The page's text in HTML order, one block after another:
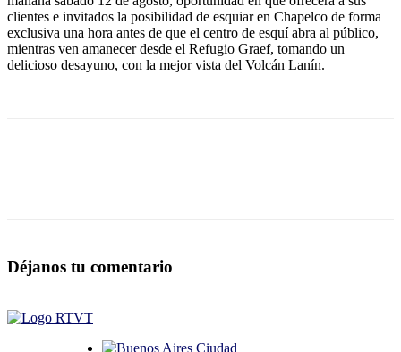
clientes e invitados la posibilidad de esquiar en Chapelco de forma
exclusiva una hora antes de que el centro de esquí abra al público,
mientras ven amanecer desde el Refugio Graef, tomando un
delicioso desayuno, con la mejor vista del Volcán Lanín.
Déjanos tu comentario